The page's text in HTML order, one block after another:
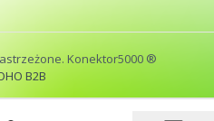
Konektor5000 ®
B2B